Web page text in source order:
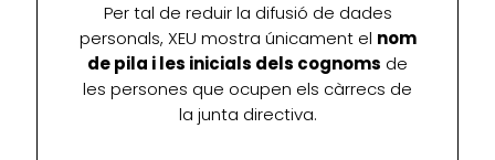
Per tal de reduir la difusió de dades
personals, XEU mostra únicament el nom
de pila i les inicials dels cognoms de
les persones que ocupen els càrrecs de
la junta directiva.